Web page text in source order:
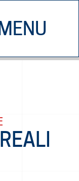
CHI SIAMO